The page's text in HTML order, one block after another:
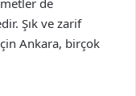
de
Şık ve zarif
Ankara, birçok